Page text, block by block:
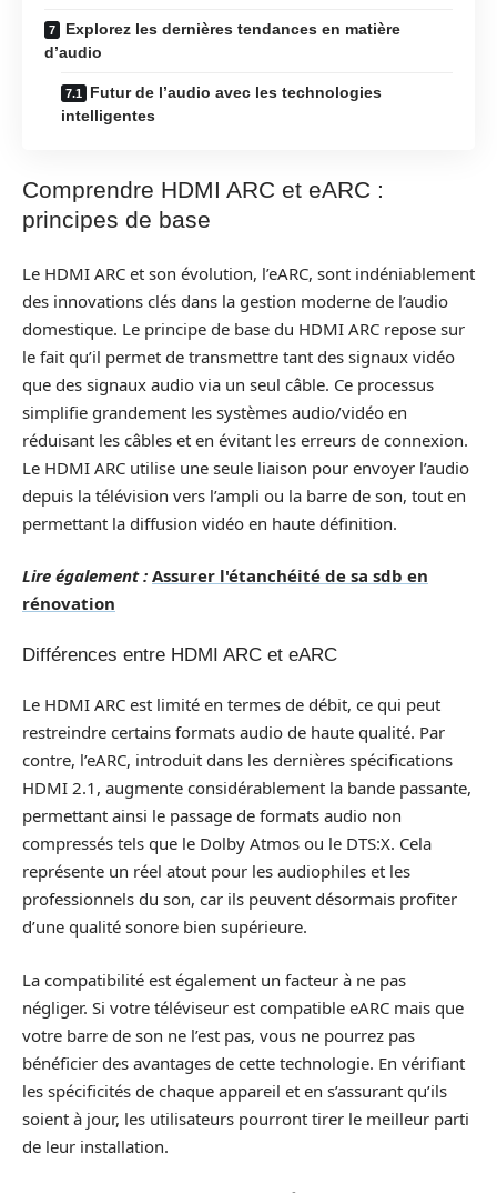
Explorez les dernières tendances en matière
d’audio
Futur de l’audio avec les technologies
intelligentes
Comprendre HDMI ARC et eARC :
principes de base
Le HDMI ARC et son évolution, l’eARC, sont indéniablement
des innovations clés dans la gestion moderne de l’audio
domestique. Le principe de base du HDMI ARC repose sur
le fait qu’il permet de transmettre tant des signaux vidéo
que des signaux audio via un seul câble. Ce processus
simplifie grandement les systèmes audio/vidéo en
réduisant les câbles et en évitant les erreurs de connexion.
Le HDMI ARC utilise une seule liaison pour envoyer l’audio
depuis la télévision vers l’ampli ou la barre de son, tout en
permettant la diffusion vidéo en haute définition.
Lire également : Assurer l'étanchéité de sa sdb en
rénovation
Différences entre HDMI ARC et eARC
Le HDMI ARC est limité en termes de débit, ce qui peut
restreindre certains formats audio de haute qualité. Par
contre, l’eARC, introduit dans les dernières spécifications
HDMI 2.1, augmente considérablement la bande passante,
permettant ainsi le passage de formats audio non
compressés tels que le Dolby Atmos ou le DTS:X. Cela
représente un réel atout pour les audiophiles et les
professionnels du son, car ils peuvent désormais profiter
d’une qualité sonore bien supérieure.
La compatibilité est également un facteur à ne pas
négliger. Si votre téléviseur est compatible eARC mais que
votre barre de son ne l’est pas, vous ne pourrez pas
bénéficier des avantages de cette technologie. En vérifiant
les spécificités de chaque appareil et en s’assurant qu’ils
soient à jour, les utilisateurs pourront tirer le meilleur parti
de leur installation.